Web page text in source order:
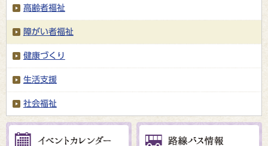
高齢者福祉
障がい者福祉
健康づくり
生活支援
社会福祉